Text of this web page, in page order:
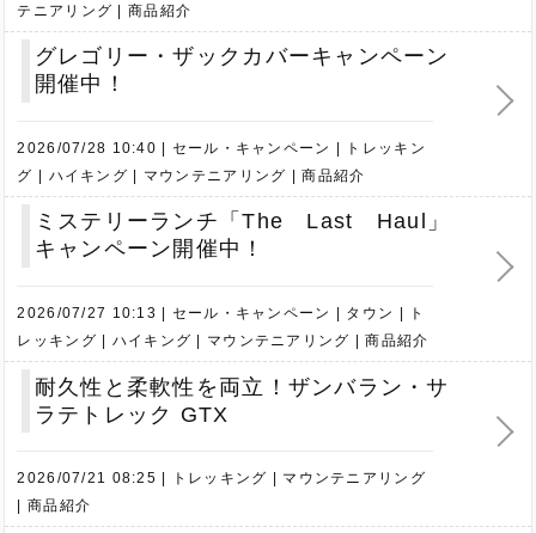
テニアリング
商品紹介
グレゴリー・ザックカバーキャンペーン
開催中！
2026/07/28 10:40 セール・キャンペーン
トレッキン
グ
ハイキング マウンテニアリング 商品紹介
ミステリーランチ「The Last Haul」
キャンペーン開催中！
2026/07/27 10:13 セール・キャンペーン タウン
ト
レッキング
ハイキング マウンテニアリング 商品紹介
耐久性と柔軟性を両立！ザンバラン・サ
ラテトレック GTX
2026/07/21 08:25 トレッキング
マウンテニアリング
商品紹介